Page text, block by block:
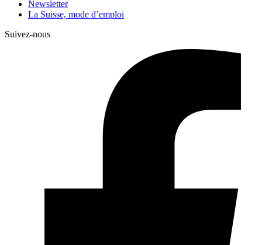
Newsletter
La Suisse, mode d’emploi
Suivez-nous